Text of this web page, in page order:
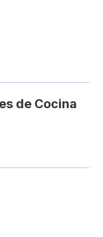
de Cocina